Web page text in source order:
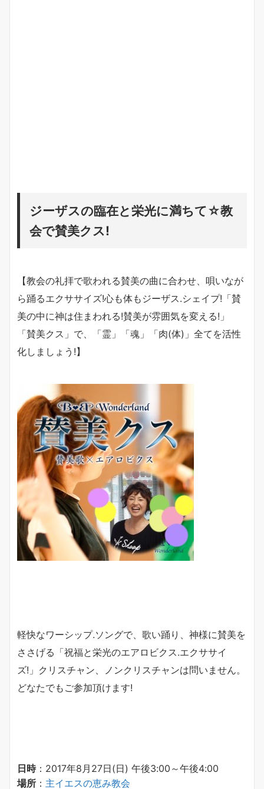
ジーザスの臨在と栄光に満ちて☆教
会で賛美クス!
【教会の礼拝で歌われる賛美の曲に合わせ、唄いなが
ら踊るエクササイズ!心も体もジーザス.シェイプ!「賛
美の中に神は住まわれる!賛美が雰囲気を変える!」
「賛美クス」で、「霊」「魂」「肉(体)」全てを活性
化しましょう!】
軽快なワーシップ.ソングで、 歌い踊り、神様に賛美を
ささげる「祝福と栄光のエアロビクス.エクササイ
ズ!」クリスチャン、ノンクリスチャンは問いません。
どなたでもご参加頂けます!
日時：2017年8月27日(日) 午後3:00～午後4:00
場所 ： 主イエスの恵み教会